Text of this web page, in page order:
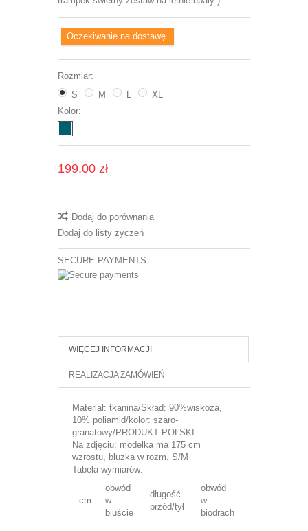
Oczekiwanie na dostawę.
Rozmiar:
S
M
XL
Kolor:
199,00 zł
Dodaj do porównania
Dodaj do listy życzeń
SECURE PAYMENTS
WIĘCEJ INFORMACJI
REALIZACJA ZAMÓWIEŃ
Materiał: tkanina/Skład: 90%wiskoza,
10% poliamid/kolor: szaro-
granatowy/PRODUKT POLSKI
Na zdjęciu: modelka ma 175 cm
wzrostu, bluzka w rozm. S/M
Tabela wymiarów:
cm
obwód
w
biuście
długość
przód/tył
obwód
w
biodrach